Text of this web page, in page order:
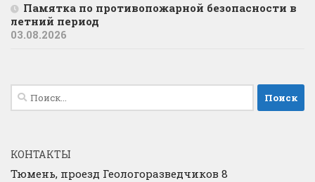
Памятка по противопожарной безопасности в
летний период
03.08.2026
Найти:
КОНТАКТЫ
Тюмень, проезд Геологоразведчиков 8